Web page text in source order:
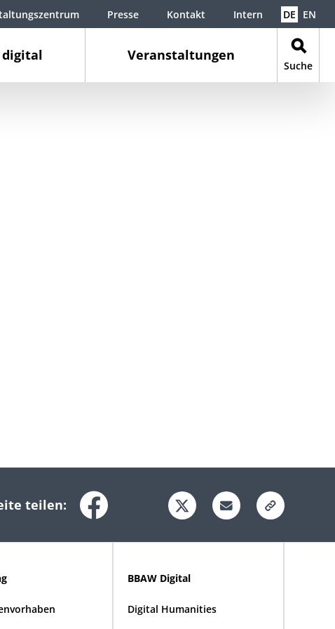
digital Veranstaltungen
Suche
Presse Kontakt Intern DE EN
teilen:
BBAW Digital
Digital Humanities